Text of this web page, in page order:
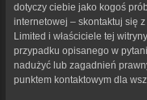
dotyczy ciebie jako kogoś
internetowej – skontaktuj się
Limited i właściciele tej
przypadku opisanego w
nadużyć lub zagadnień
punktem kontaktowym dla